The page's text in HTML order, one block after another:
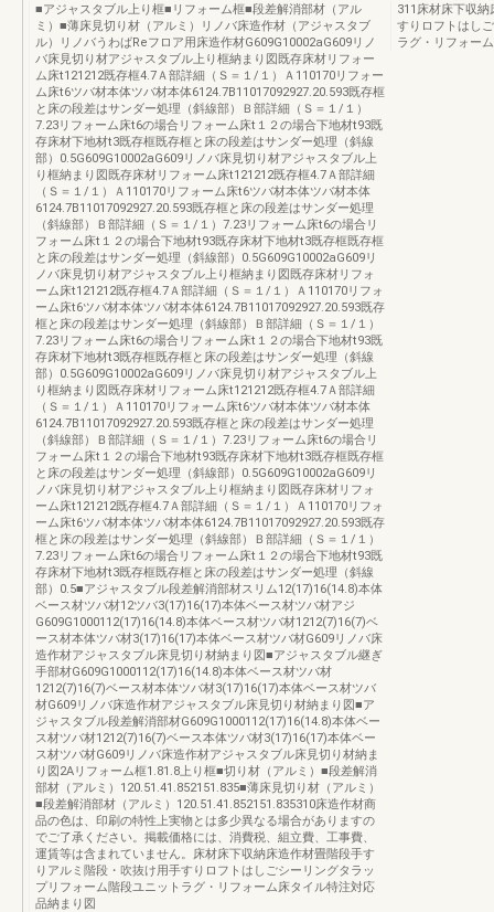
■アジャスタブル上り框■リフォーム框■段差解消部材（アル
ミ）■薄床見切り材（アルミ）リノバ床造作材（アジャスタブ
ル）リノバうわばReフロア用床造作材G609G10002aG609リノ
バ床見切り材アジャスタブル上り框納まり図既存床材リフォー
ム床t121212既存框4.7Ａ部詳細（Ｓ＝１/１）Ａ110170リフォー
ム床t6ツバ材本体ツバ材本体6124.7B11017092927.20.593既存框
と床の段差はサンダー処理（斜線部）Ｂ部詳細（Ｓ＝１/１）
7.23リフォーム床t6の場合リフォーム床t１２の場合下地材t93既
存床材下地材t3既存框既存框と床の段差はサンダー処理（斜線
部）0.5G609G10002aG609リノバ床見切り材アジャスタブル上
り框納まり図既存床材リフォーム床t121212既存框4.7Ａ部詳細
（Ｓ＝１/１）Ａ110170リフォーム床t6ツバ材本体ツバ材本体
6124.7B11017092927.20.593既存框と床の段差はサンダー処理
（斜線部）Ｂ部詳細（Ｓ＝１/１）7.23リフォーム床t6の場合リ
フォーム床t１２の場合下地材t93既存床材下地材t3既存框既存框
と床の段差はサンダー処理（斜線部）0.5G609G10002aG609リ
ノバ床見切り材アジャスタブル上り框納まり図既存床材リフォ
ーム床t121212既存框4.7Ａ部詳細（Ｓ＝１/１）Ａ110170リフォ
ーム床t6ツバ材本体ツバ材本体6124.7B11017092927.20.593既存
框と床の段差はサンダー処理（斜線部）Ｂ部詳細（Ｓ＝１/１）
7.23リフォーム床t6の場合リフォーム床t１２の場合下地材t93既
存床材下地材t3既存框既存框と床の段差はサンダー処理（斜線
部）0.5G609G10002aG609リノバ床見切り材アジャスタブル上
り框納まり図既存床材リフォーム床t121212既存框4.7Ａ部詳細
（Ｓ＝１/１）Ａ110170リフォーム床t6ツバ材本体ツバ材本体
6124.7B11017092927.20.593既存框と床の段差はサンダー処理
（斜線部）Ｂ部詳細（Ｓ＝１/１）7.23リフォーム床t6の場合リ
フォーム床t１２の場合下地材t93既存床材下地材t3既存框既存框
と床の段差はサンダー処理（斜線部）0.5G609G10002aG609リ
ノバ床見切り材アジャスタブル上り框納まり図既存床材リフォ
ーム床t121212既存框4.7Ａ部詳細（Ｓ＝１/１）Ａ110170リフォ
ーム床t6ツバ材本体ツバ材本体6124.7B11017092927.20.593既存
框と床の段差はサンダー処理（斜線部）Ｂ部詳細（Ｓ＝１/１）
7.23リフォーム床t6の場合リフォーム床t１２の場合下地材t93既
存床材下地材t3既存框既存框と床の段差はサンダー処理（斜線
部）0.5■アジャスタブル段差解消部材スリム12(17)16(14.8)本体
ベース材ツバ材12ツバ3(17)16(17)本体ベース材ツバ材アジ
G609G1000112(17)16(14.8)本体ベース材ツバ材1212(7)16(7)ベ
ース材本体ツバ材3(17)16(17)本体ベース材ツバ材G609リノバ床
造作材アジャスタブル床見切り材納まり図■アジャスタブル継ぎ
手部材G609G1000112(17)16(14.8)本体ベース材ツバ材
1212(7)16(7)ベース材本体ツバ材3(17)16(17)本体ベース材ツバ
材G609リノバ床造作材アジャスタブル床見切り材納まり図■ア
ジャスタブル段差解消部材G609G1000112(17)16(14.8)本体ベー
ス材ツバ材1212(7)16(7)ベース本体ツバ材3(17)16(17)本体ベー
ス材ツバ材G609リノバ床造作材アジャスタブル床見切り材納ま
り図2Aリフォーム框1.81.8上り框■切り材（アルミ）■段差解消
部材（アルミ）120.51.41.852151.835■薄床見切り材（アルミ）
■段差解消部材（アルミ）120.51.41.852151.835310床造作材商
品の色は、印刷の特性上実物とは多少異なる場合がありますの
でご了承ください。掲載価格には、消費税、組立費、工事費、
運賃等は含まれていません。床材床下収納床造作材畳階段手す
りアルミ階段・吹抜け用手すりロフトはしごシーリングタラッ
プリフォーム階段ユニットラグ・リフォーム床タイル特注対応
品納まり図
311床材床下収
すりロフトはし
ラグ・リフォー